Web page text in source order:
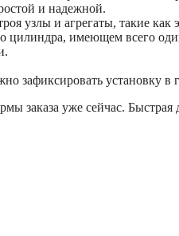
и надежной.
узлы и агрегаты, такие
цилиндра, имеющем всего
зафиксировать установку в
уже сейчас. Быстрая